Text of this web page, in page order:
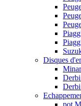
Disques
pot